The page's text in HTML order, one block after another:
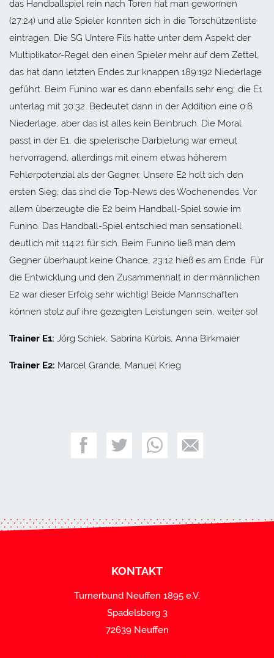
das Handballspiel rein nach Toren hat man gewonnen
(27:24) und alle Spieler konnten sich in die Torschützenliste
eintragen. Die SG Untere Fils hatte unter dem Aspekt der
Multiplikator-Regel den einen Spieler mehr auf dem Zettel,
das hat dann letzten Endes zur knappen 189:192 Niederlage
geführt. Beim Funino war es dann ebenfalls sehr eng, die E1
unterlag mit 30:32. Bedeutet dann in der Addition eine 0:6
Niederlage, aber das ist alles kein Beinbruch. Die Moral
passt in der E1, die spielerische Darbietung war erneut
hervorragend, allerdings mit einem etwas höherem
Fehlerpotenzial als der Gegner. Unsere E2 holt sich den
ersten Sieg, das sind die Top-News des Wochenendes. Vor
allem überzeugte die E2 beim Handball-Spiel sowie im
Funino. Das Handball-Spiel entschied man sensationell
deutlich mit 114:21 für sich. Beim Funino ließ man dem
Gegner überhaupt keine Chance, 23:12 hieß es am Ende. Für
die Entwicklung und den Zusammenhalt in der männlichen
E2 war dieser Erfolg sehr wichtig! Beide Mannschaften
können stolz auf ihre gezeigten Leistungen sein, weiter so!
Trainer E1: Jörg Schiek, Sabrina Kürbis, Anna Birkmaier
Trainer E2: Marcel Grande, Manuel Krieg
KONTAKT
Turnerbund Neuffen 1895 e.V.
Spadelsberg 3
72639 Neuffen